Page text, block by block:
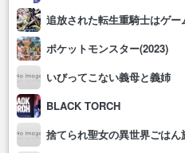
ポケットモンスター(2023)
いびってこない義母と義姉
BLACK TORCH